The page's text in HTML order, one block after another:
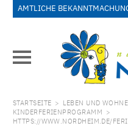
AMTLICHE
STARTSEITE > LEBEN UND
KINDERFERIENPROGRAMM >
HTTPS://WWW.NORDHEIM.DE/